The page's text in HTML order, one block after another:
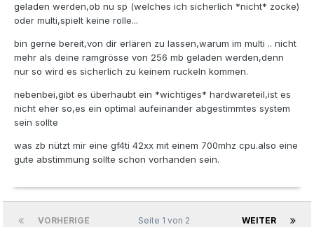
geladen werden,ob nu sp (welches ich sicherlich *nicht* zocke)
oder multi,spielt keine rolle...
bin gerne bereit,von dir erlären zu lassen,warum im multi .. nicht
mehr als deine ramgrösse von 256 mb geladen werden,denn
nur so wird es sicherlich zu keinem ruckeln kommen.
nebenbei,gibt es überhaubt ein *wichtiges* hardwareteil,ist es
nicht eher so,es ein optimal aufeinander abgestimmtes system
sein sollte
was zb nützt mir eine gf4ti 42xx mit einem 700mhz cpu.also eine
gute abstimmung sollte schon vorhanden sein.
VORHERIGE WEITER
Seite 1 von 2